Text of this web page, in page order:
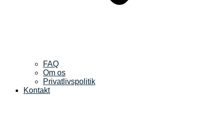
FAQ
Om os
Privatlivspolitik
Kontakt